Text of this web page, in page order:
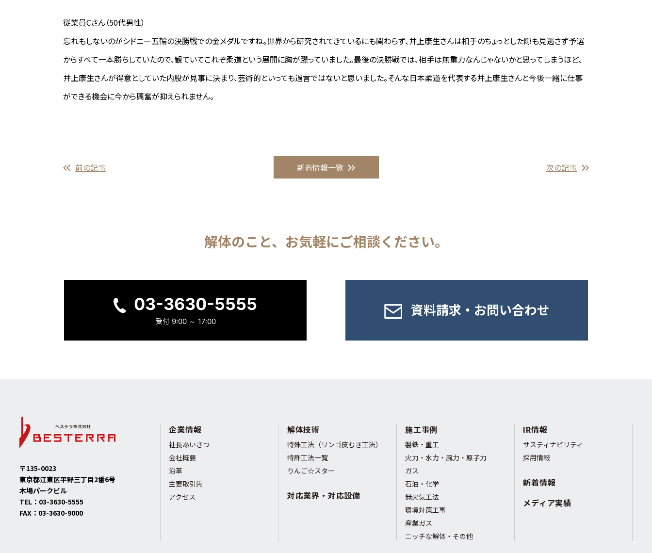
従業員Cさん（50代男性）
忘れもしないのがシドニー五輪の決勝戦での金メダルですね。世界から研究されてきているにも関わらず、井上康生さんは相手のちょっとした隙も見逃さず予選
からすべて一本勝ちしていたので、観ていてこれぞ柔道という展開に胸が躍っていました。最後の決勝戦では、相手は無重力なんじゃないかと思ってしまうほど、
井上康生さんが得意としていた内股が見事に決まり、芸術的といっても過言ではないと思いました。そんな日本柔道を代表する井上康生さんと今後一緒に仕事
ができる機会に今から興奮が抑えられません。
前の記事 新着情報一覧 次の記事
解体のこと、 お気軽にご相談ください。
03-3630-5555
受付 9:00 ～ 17:00
資料請求・ お問い合わせ
〒135-0023
東京都江東区平野三丁目2番6号
木場パークビル
TEL： 03-3630-5555
FAX： 03-3630-9000
企業情報
社長あいさつ
会社概要
沿革
主要取引先
アクセス
解体技術
特殊工法（リンゴ皮むき工法）
特許工法一覧
りんご☆スター
対応業界・対応設備
施工事例
製鉄・重工
火力・水力・風力・原子力
ガス
石油・化学
無火気工法
環境対策工事
産業ガス
ニッチな解体・その他
IR情報
サスティナビリティ
採用情報
新着情報
メディア実績